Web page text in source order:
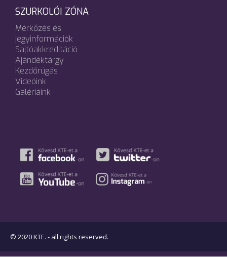
SZURKOLÓI ZÓNA
Mérkőzés és
jegyinformációk
Sajtóakkreditáció
Ajándéktárgy
Kezdőrúgás
Videóink
Galériáink
© 2020 KTE. - all rights reserved.